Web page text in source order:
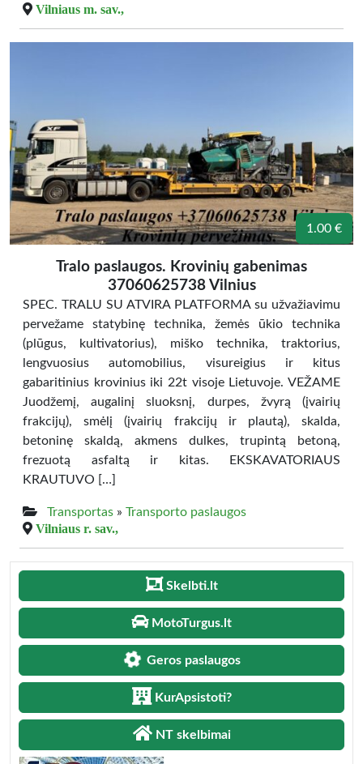
Vilniaus m. sav.,
1.00 €
Tralo paslaugos. Krovinių gabenimas
37060625738 Vilnius
SPEC. TRALU SU ATVIRA PLATFORMA su užvažiavimu
pervežame statybinę technika, žemės ūkio technika
(plūgus, kultivatorius), miško technika, traktorius,
lengvuosius automobilius, visureigius ir kitus
gabaritinius krovinius iki 22t visoje Lietuvoje. VEŽAME
Juodžemį, augalinį sluoksnį, durpes, žvyrą (įvairių
frakcijų), smėlį (įvairių frakcijų ir plautą), skalda,
betoninę skaldą, akmens dulkes, trupintą betoną,
frezuotą asfaltą ir kitas. EKSKAVATORIAUS
KRAUTUVO […]
Transportas » Transporto paslaugos
Vilniaus r. sav.,
Skelbti.lt
MotoTurgus.lt
Geros paslaugos
KurApsistoti?
NT skelbimai